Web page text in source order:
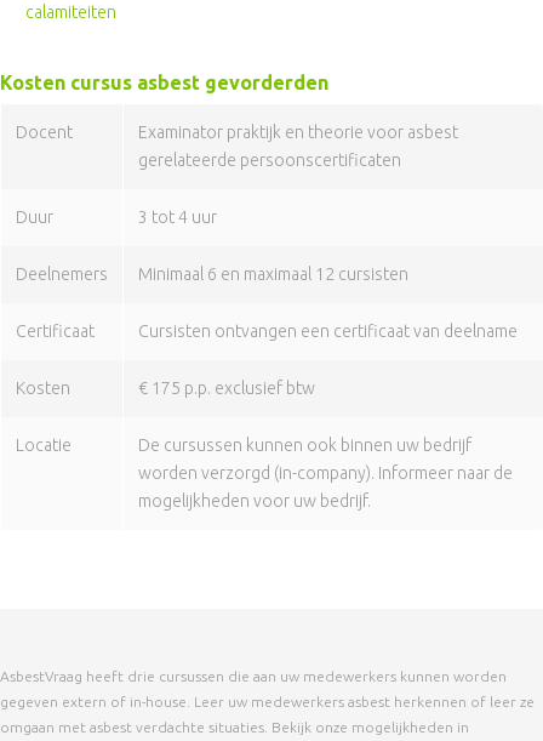
calamiteiten
Kosten cursus asbest gevorderden
Docent
Examinator praktijk en theorie voor asbest
gerelateerde persoonscertificaten
Duur 3 tot 4 uur
Deelnemers Minimaal 6 en maximaal 12 cursisten
Certificaat Cursisten ontvangen een certificaat van deelname
Kosten € 175 p.p. exclusief btw
Locatie
De cursussen kunnen ook binnen uw bedrijf
worden verzorgd (in-company). Informeer naar de
mogelijkheden voor uw bedrijf.
AsbestVraag heeft drie cursussen die aan uw medewerkers kunnen worden
gegeven extern of in-house. Leer uw medewerkers asbest herkennen of leer ze
omgaan met asbest verdachte situaties. Bekijk onze mogelijkheden in